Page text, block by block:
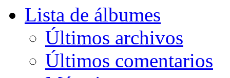
Lista de álbumes
Últimos archivos
Últimos comentarios